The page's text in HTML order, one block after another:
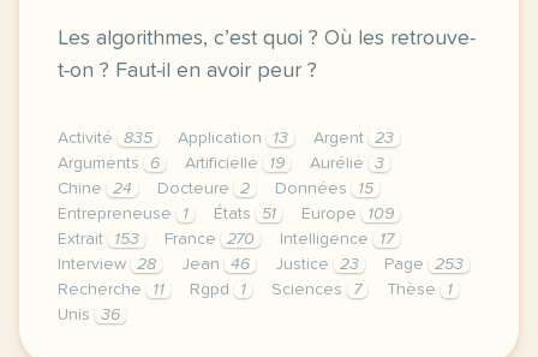
Les algorithmes, c’est quoi ? Où les retrouve-
t-on ? Faut-il en avoir peur ?
Activité 835 Application 13 Argent
23
Arguments
6 Artificielle 19 Aurélie
3
Chine
24 Docteure 2 Données
15
Entrepreneuse
1 États 51 Europe
109
Extrait
153 France 270 Intelligence
17
Interview
28 Jean 46 Justice 23 Page
253
Recherche
11 Rgpd 1 Sciences 7 Thèse
1
Unis
36
le respect de votre vie privee est une priorite